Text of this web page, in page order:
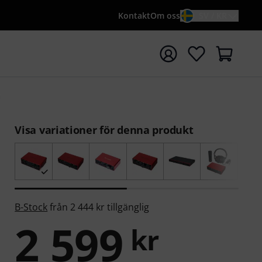
KontaktOm oss
sökningen med söktermen {searchTerm}
Visa variationer för denna produkt
B-Stockfrån 2 444 kr tillgänglig
2 599 kr